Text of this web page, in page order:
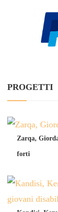
PROGETTI
Zarqa,
forti